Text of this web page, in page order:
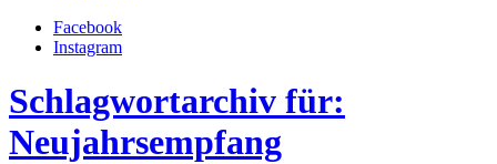
Facebook
Instagram
Schlagwortarchiv für:
Neujahrsempfang